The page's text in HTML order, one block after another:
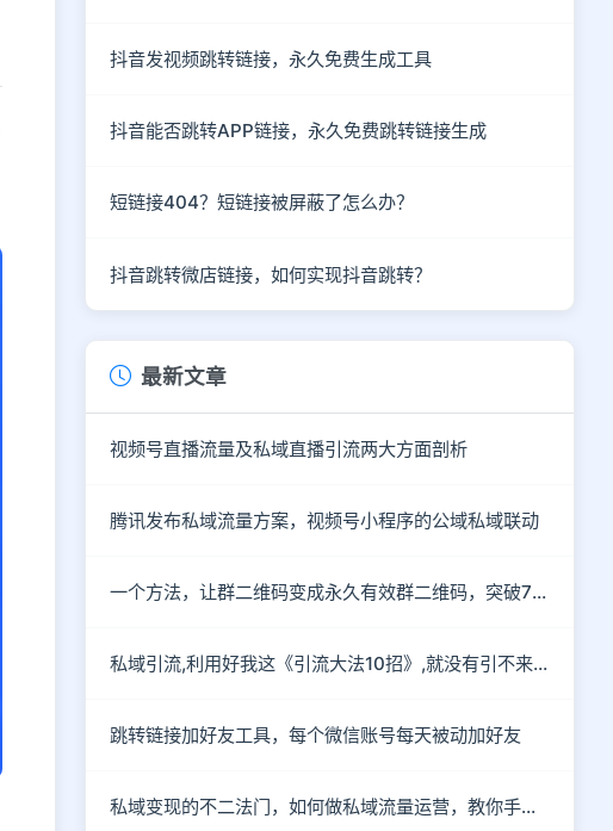
抖音发视频跳转链接，永久免费生成工具
抖音能否跳转APP链接，永久免费跳转链接生成
短链接404？短链接被屏蔽了怎么办？
抖音跳转微店链接，如何实现抖音跳转？
最新文章
视频号直播流量及私域直播引流两大方面剖析
腾讯发布私域流量方案，视频号小程序的公域私域联动
一个方法，让群二维码变成永久有效群二维码，突破7天的限制
私域引流,利用好我这《引流大法10招》,就没有引不来的流量!
跳转链接加好友工具，每个微信账号每天被动加好友
私域变现的不二法门，如何做私域流量运营，教你手把手入行